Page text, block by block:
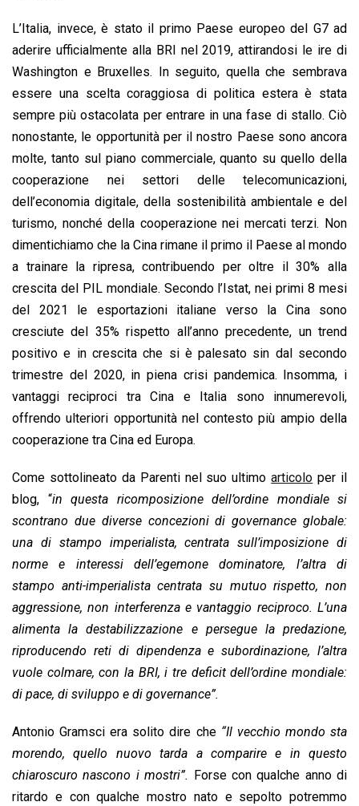
L’Italia, invece, è stato il primo Paese europeo del G7 ad
aderire ufficialmente alla BRI nel 2019, attirandosi le ire di
Washington e Bruxelles. In seguito, quella che sembrava
essere una scelta coraggiosa di politica estera è stata
sempre più ostacolata per entrare in una fase di stallo. Ciò
nonostante, le opportunità per il nostro Paese sono ancora
molte, tanto sul piano commerciale, quanto su quello della
cooperazione nei settori delle telecomunicazioni,
dell’economia digitale, della sostenibilità ambientale e del
turismo, nonché della cooperazione nei mercati terzi. Non
dimentichiamo che la Cina rimane il primo il Paese al mondo
a trainare la ripresa, contribuendo per oltre il 30% alla
crescita del PIL mondiale. Secondo l’Istat, nei primi 8 mesi
del 2021 le esportazioni italiane verso la Cina sono
cresciute del 35% rispetto all’anno precedente, un trend
positivo e in crescita che si è palesato sin dal secondo
trimestre del 2020, in piena crisi pandemica. Insomma, i
vantaggi reciproci tra Cina e Italia sono innumerevoli,
offrendo ulteriori opportunità nel contesto più ampio della
cooperazione tra Cina ed Europa.
Come sottolineato da Parenti nel suo ultimoarticolo per il
blog, “in questa ricomposizione dell’ordine mondiale si
scontrano due diverse concezioni di governance globale:
una di stampo imperialista, centrata sull’imposizione di
norme e interessi dell’egemone dominatore, l’altra di
stampo anti-imperialista centrata su mutuo rispetto, non
aggressione, non interferenza e vantaggio reciproco. L’una
alimenta la destabilizzazione e persegue la predazione,
riproducendo reti di dipendenza e subordinazione, l’altra
vuole colmare, con la BRI, i tre deficit dell’ordine mondiale:
di pace, di sviluppo e di governance”.
Antonio Gramsci era solito dire che“Il vecchio mondo sta
morendo, quello nuovo tarda a comparire e in questo
chiaroscuro nascono i mostri”. Forse con qualche anno di
ritardo e con qualche mostro nato e sepolto potremmo